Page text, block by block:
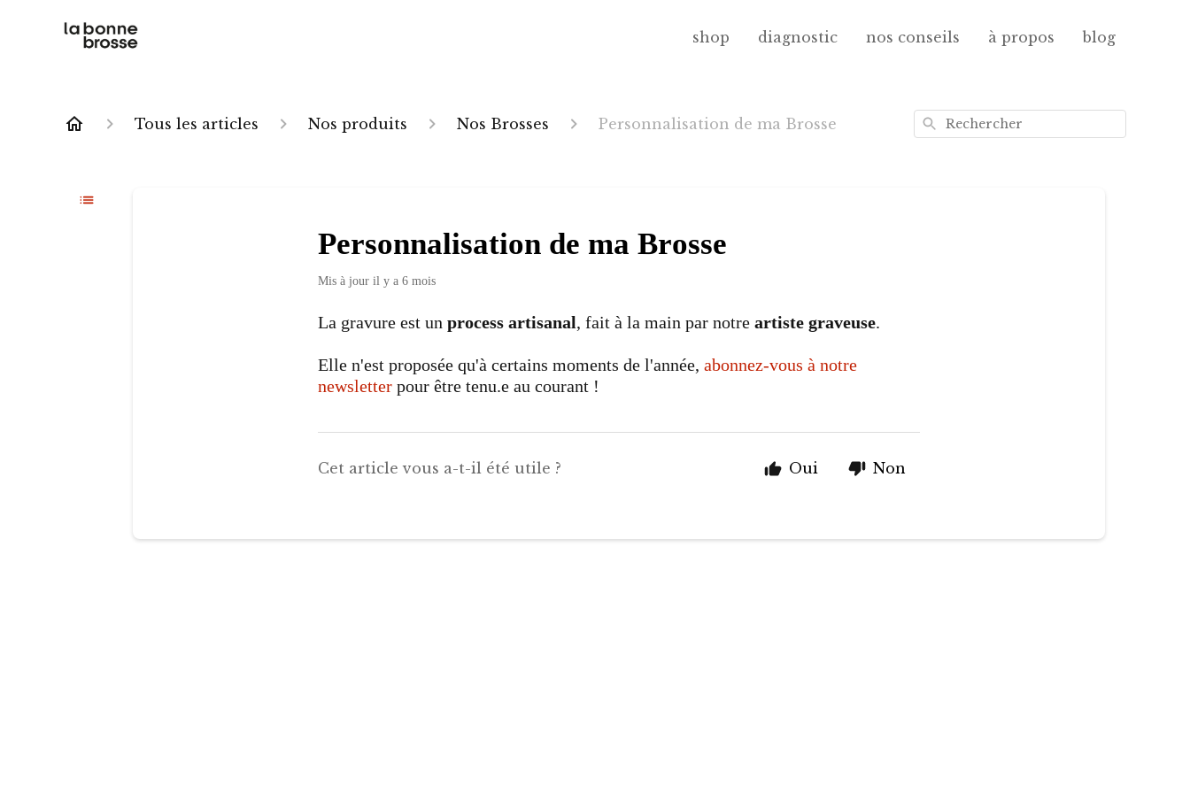
shop diagnostic nos conseils à propos blog
Tous les articles Nos produits Nos Brosses Personnalisation de ma Brosse Rechercher
Personnalisation de ma Brosse
Mis à jour il y a 6 mois
La gravure est unprocess artisanal, fait à la main par notreartiste graveuse.
Elle n'est proposée qu'à certains moments de l'année,abonnez-vous à notre
newsletter pour être tenu.e au courant !
Cet article vous a-t-il été utile ? Oui Non